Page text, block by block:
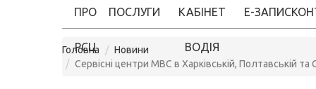
ПРО
РСЦ
ПОСЛУГИ КАБІНЕТ
ВОДІЯ
Е-ЗАПИС
Головна
Новини
Сервісні центри МВС в Харківській, Полтавській